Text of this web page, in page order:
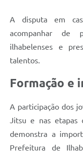
A disputa em
acompanhar de
ilhabelenses e
talentos.
Formação e
A participação dos
Jitsu e nas etapas
demonstra a
Prefeitura de